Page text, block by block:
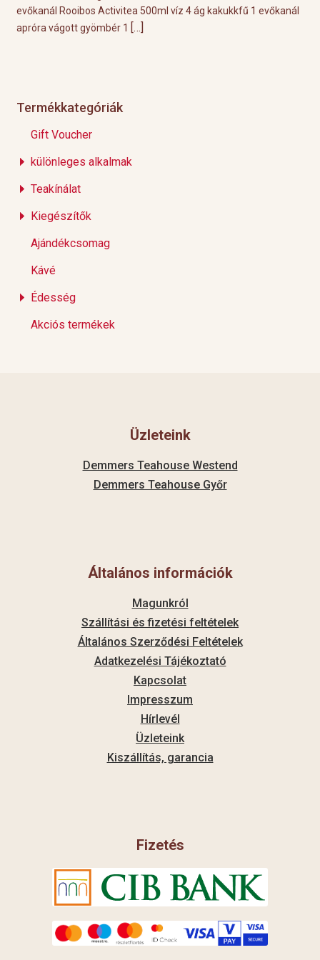
és egyszerű recept a matcha illatos és friss ízét krémes tejjel és
egy kis cukorral[…]
Termékkategóriák
Gift Voucher
különleges alkalmak
Teakínálat
Kiegészítők
Ajándékcsomag
Kávé
Édesség
Akciós termékek
Üzleteink
Demmers Teahouse Westend
Demmers Teahouse Győr
Általános információk
Magunkról
Szállítási és fizetési feltételek
Általános Szerződési Feltételek
Adatkezelési Tájékoztató
Kapcsolat
Impresszum
Hírlevél
Üzleteink
Kiszállítás, garancia
Fizetés